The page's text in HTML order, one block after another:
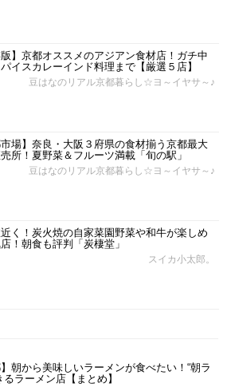
版】京都オススメのアジアン食材店！ガチ中
イスカレーインド料理まで【厳選５店】
豆はなのリアル京都暮らし☆ヨ～イヤサ～♪
市場】奈良・大阪３府県の食材揃う京都最大
所！夏野菜＆フルーツ満載「旬の駅」
豆はなのリアル京都暮らし☆ヨ～イヤサ～♪
く！炭火焼の自家菜園野菜や和牛が楽しめ
！朝食も評判「炭棲堂」
スイカ小太郎。
】朝から美味しいラーメンが食べたい！“朝ラ
るラーメン店【まとめ】